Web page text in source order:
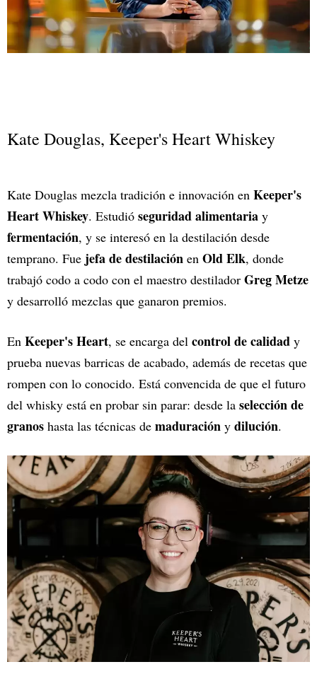
Kate Douglas, Keeper's Heart Whiskey
Kate Douglas mezcla tradición e innovación en Keeper's
Heart Whiskey. Estudió seguridad alimentaria y
fermentación, y se interesó en la destilación desde
temprano. Fue jefa de destilación en Old Elk, donde
trabajó codo a codo con el maestro destilador Greg Metze
y desarrolló mezclas que ganaron premios.
En Keeper's Heart, se encarga del control de calidad y
prueba nuevas barricas de acabado, además de recetas que
rompen con lo conocido. Está convencida de que el futuro
del whisky está en probar sin parar: desde la selección de
granos hasta las técnicas de maduración y dilución.